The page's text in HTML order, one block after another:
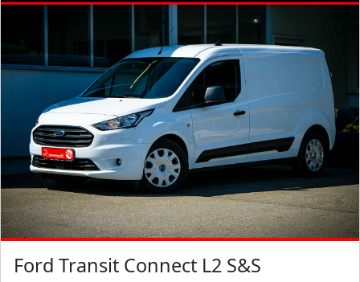
Ford Transit Connect L2 S&S